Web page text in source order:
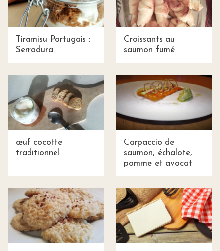
Tiramisu Portugais :
Serradura
Croissants au
saumon fumé
œuf cocotte
traditionnel
Carpaccio de
saumon, échalote,
pomme et avocat